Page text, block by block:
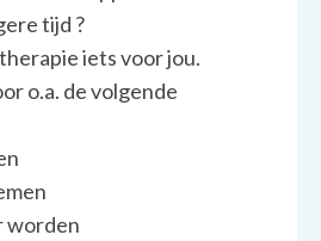
tijd ?
iets voor jou.
o.a. de volgende
worden